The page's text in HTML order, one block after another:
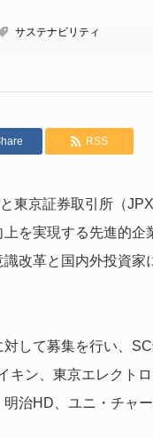
サステナビリティ
RSS
東京証券取引所（
を実現する先進的
改革と国内外投資
して募集を行い、
キン、東京エレクト
治HD、ユニ・チャ